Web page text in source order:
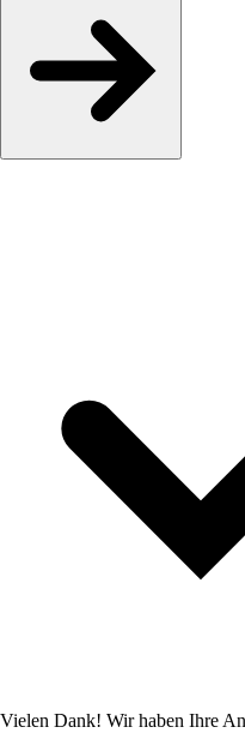
Vielen Dank! Wir haben Ihre